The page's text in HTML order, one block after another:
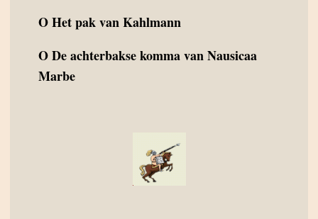
OHet pak van Kahlmann
ODe achterbakse komma van Nausicaa
Marbe